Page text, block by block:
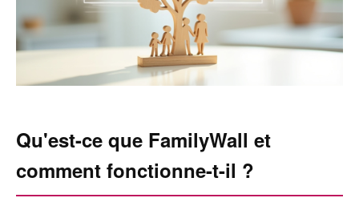
Qu'est-ce que FamilyWall et
comment fonctionne-t-il ?